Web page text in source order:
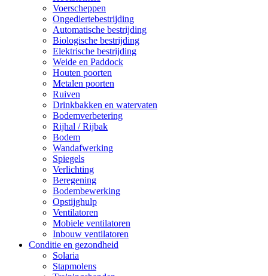
Voerscheppen
Ongediertebestrijding
Automatische bestrijding
Biologische bestrijding
Elektrische bestrijding
Weide en Paddock
Houten poorten
Metalen poorten
Ruiven
Drinkbakken en watervaten
Bodemverbetering
Rijhal / Rijbak
Bodem
Wandafwerking
Spiegels
Verlichting
Beregening
Bodembewerking
Opstijghulp
Ventilatoren
Mobiele ventilatoren
Inbouw ventilatoren
Conditie en gezondheid
Solaria
Stapmolens